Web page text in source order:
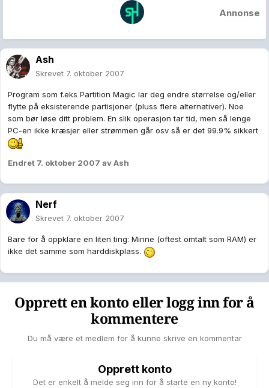
Annonse
Ash
Skrevet 7. oktober 2007
Program som f.eks Partition Magic lar deg endre størrelse og/eller
flytte på eksisterende partisjoner (pluss flere alternativer). Noe
som bør løse ditt problem. En slik operasjon tar tid, men så lenge
PC-en ikke kræsjer eller strømmen går osv så er det 99.9% sikkert
Endret 7. oktober 2007 av Ash
Nerf
Skrevet 7. oktober 2007
Bare for å oppklare en liten ting: Minne (oftest omtalt som RAM) er
ikke det samme som harddiskplass.
Opprett en konto eller logg inn for å
kommentere
Du må være et medlem for å kunne skrive en kommentar
Opprett konto
Det er enkelt å melde seg inn for å starte en ny konto!